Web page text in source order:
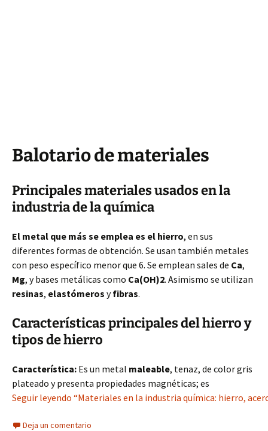
Balotario de materiales
Principales materiales usados en la
industria de la química
El metal que más se emplea es el hierro, en sus
diferentes formas de obtención. Se usan también metales
con peso específico menor que 6. Se emplean sales de Ca,
Mg, y bases metálicas como Ca(OH)2. Asimismo se utilizan
resinas, elastómeros yfibras.
Características principales del hierro y
tipos de hierro
Característica: Es un metal maleable, tenaz, de color gris
plateado y presenta propiedades magnéticas; es
Seguir leyendo “Materiales en la industria química: hierro,
Deja un comentario